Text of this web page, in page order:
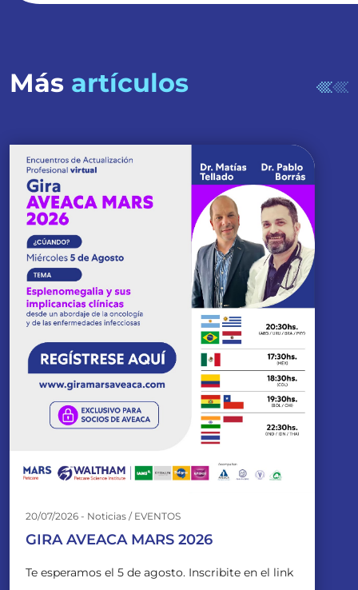
Más artículos
20/07/2026 - Noticias / EVENTOS
GIRA AVEACA MARS 2026
Te esperamos el 5 de agosto. Inscribite en el link